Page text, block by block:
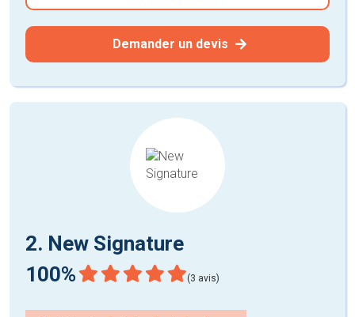
Demander un devis
2. New Signature
100%
(3 avis)